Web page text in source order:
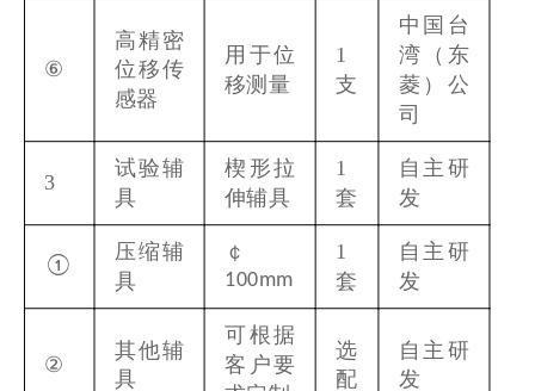
⑥
高精密
位移传
感器
用于位
移测量
1
支
中国台
湾（东
菱）公
司
3
试验辅
具
楔形拉
伸辅具
1
套
自主研
发
①
压缩辅
具
￠
100mm
1
套
自主研
发
②
其他辅
具
可根据
客户要
选
配
自主研
发